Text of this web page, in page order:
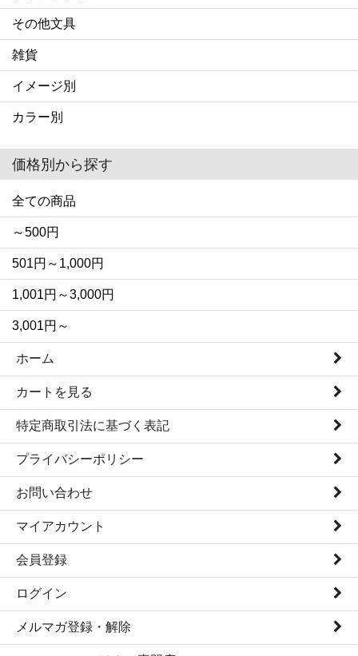
その他文具
雑貨
イメージ別
カラー別
価格別から探す
全ての商品
～500円
501円～1,000円
1,001円～3,000円
3,001円～
ホーム
カートを見る
特定商取引法に基づく表記
プライバシーポリシー
お問い合わせ
マイアカウント
会員登録
ログイン
メルマガ登録・解除